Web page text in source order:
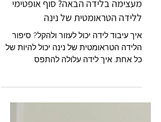
איך עיבוד לידה עוזר ליצור חוויה
מעצימה בלידה הבאה? סוף אופטימי
ללידה הטראומטית של נינה
איך עיבוד לידה יכול לעזור ולהקל? סיפור
כל אחת. איך לידה עלולה להתפס